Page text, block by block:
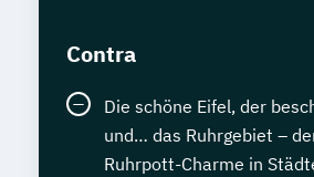
Contra
Die schöne Eifel, der
und… das Ruhrgebiet –
Ruhrpott-Charme in